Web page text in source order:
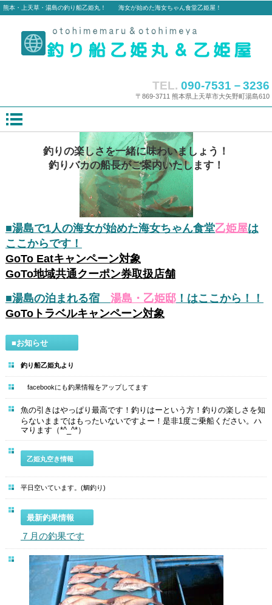
熊本・上天草・湯島の釣り船乙姫丸！ 海女が始めた海女ちゃん食堂乙姫屋！
TEL. 090-7531－3236
〒869-3711 熊本県上天草市大矢野町湯島610
釣りの楽しさを一緒に味わいましょう！
釣りバカの船長がご案内いたします！
■湯島で1人の海女が始めた海女ちゃん食堂乙姫屋は
ここからです！
GoTo Eatキャンペーン対象
GoTo地域共通クーポン券取扱店舗
■湯島の泊まれる宿 湯島・乙姫邸！はここから！！
GoToトラベルキャンペーン対象
■お知らせ
釣り船乙姫丸より
facebookにも釣果情報をアップしてます
魚の引きはやっぱり最高です！釣りはーという方！釣りの楽しさを知
らないままではもったいないですよー！是非1度ご乗船ください。ハ
マります（*^_^*）
乙姫丸空き情報
平日空いています。(鯛釣り)
最新釣果情報
７月の釣果です